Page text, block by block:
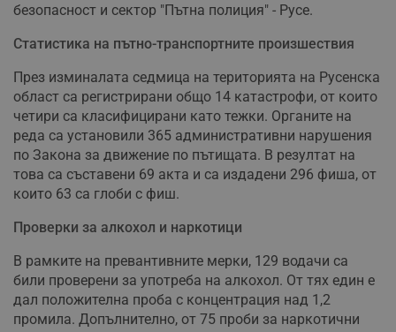
безопасност и сектор "Пътна полиция" - Русе.
Статистика на пътно-транспортните произшествия
През изминалата седмица на територията на Русенска
област са регистрирани общо 14 катастрофи, от които
четири са класифицирани като тежки. Органите на
реда са установили 365 административни нарушения
по Закона за движение по пътищата. В резултат на
това са съставени 69 акта и са издадени 296 фиша, от
които 63 са глоби с фиш.
Проверки за алкохол и наркотици
В рамките на превантивните мерки, 129 водачи са
били проверени за употреба на алкохол. От тях един е
дал положителна проба с концентрация над 1,2
промила. Допълнително, от 75 проби за наркотични